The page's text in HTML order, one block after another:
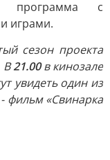
программа с
играми.
сезон проекта
В21.00в кинозале
увидеть один из
фильм «Свинарка